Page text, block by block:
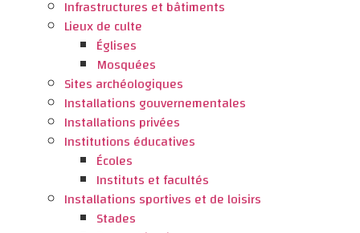
Infrastructures et bâtiments
Lieux de culte
Églises
Mosquées
Sites archéologiques
Installations gouvernementales
Installations privées
Institutions éducatives
Écoles
Instituts et facultés
Installations sportives et de loisirs
Stades